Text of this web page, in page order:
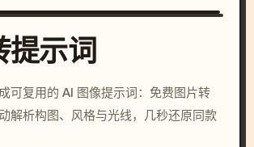
c, cyberpunk sunset, neon
colors, 8k --v 6.0
提示词
可复用的 AI 图像提示词：免费图片转
解析构图、风格与光线，几秒还原同款